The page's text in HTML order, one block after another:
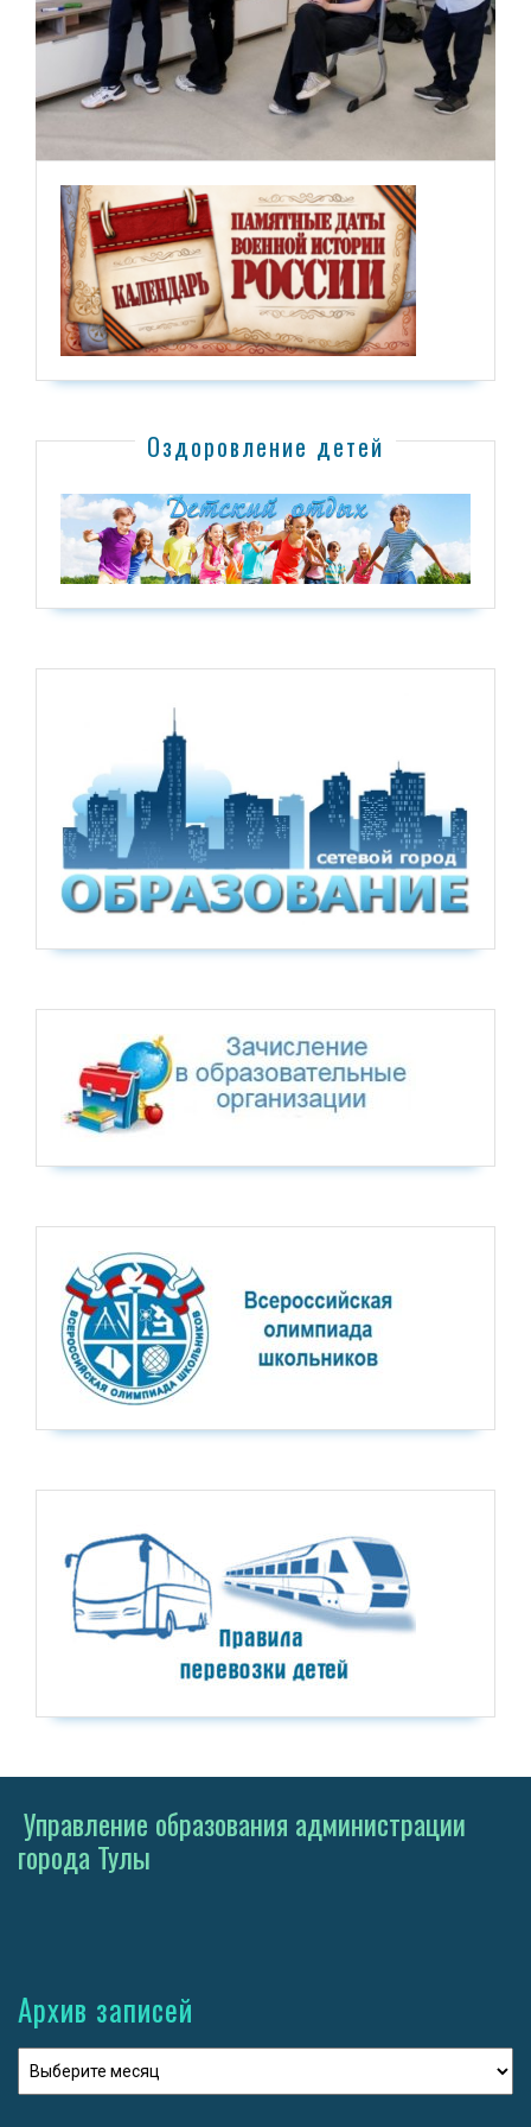
Оздоровление детей
Управление образования администрации
города Тулы
Архив записей